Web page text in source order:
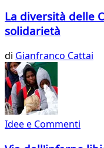
La diversità delle
solidarietà
di Gianfranco Cattai
Idee e Commenti